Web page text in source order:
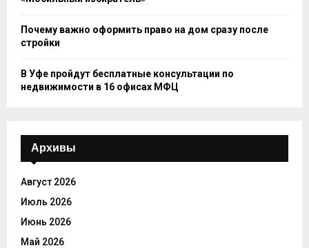
Почему важно оформить право на дом сразу после
стройки
В Уфе пройдут бесплатные консультации по
недвижимости в 16 офисах МФЦ
Архивы
Август 2026
Июль 2026
Июнь 2026
Май 2026